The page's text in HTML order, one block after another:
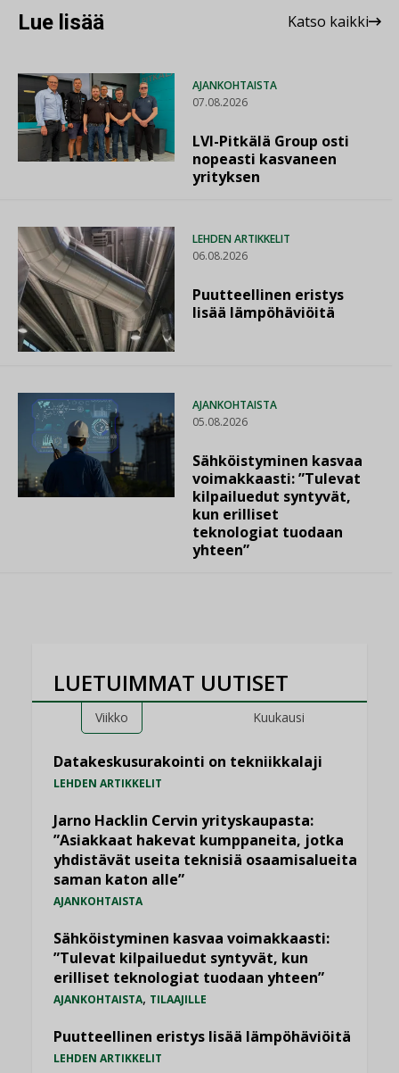
Lue lisää Katso kaikki
AJANKOHTAISTA
07.08.2026
LVI-Pitkälä Group osti
nopeasti kasvaneen
yrityksen
LEHDEN ARTIKKELIT
06.08.2026
Puutteellinen eristys
lisää lämpöhäviöitä
AJANKOHTAISTA
05.08.2026
Sähköistyminen kasvaa
voimakkaasti: ”Tulevat
kilpailuedut syntyvät,
kun erilliset
teknologiat tuodaan
yhteen”
LUETUIMMAT UUTISET
Viikko Kuukausi
Datakeskusurakointi on tekniikkalaji
LEHDEN ARTIKKELIT
Jarno Hacklin Cervin yrityskaupasta:
”Asiakkaat hakevat kumppaneita, jotka
yhdistävät useita teknisiä osaamisalueita
saman katon alle”
AJANKOHTAISTA
Sähköistyminen kasvaa voimakkaasti:
”Tulevat kilpailuedut syntyvät, kun
erilliset teknologiat tuodaan yhteen”
AJANKOHTAISTA, TILAAJILLE
Puutteellinen eristys lisää lämpöhäviöitä
LEHDEN ARTIKKELIT